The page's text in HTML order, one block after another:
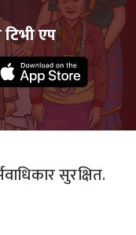
एप
सुरक्षित.